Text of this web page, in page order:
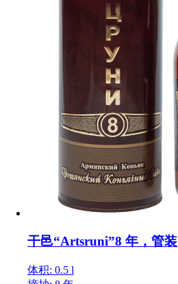
干邑“Artsruni”8 年，管装
体积: 0.5 l